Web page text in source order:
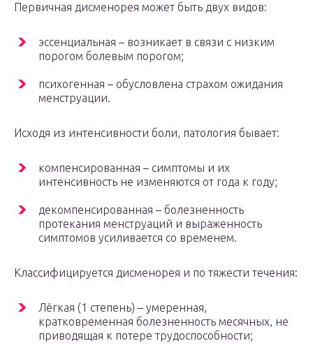
Первичная дисменорея может быть двух видов:
эссенциальная – возникает в связи с низким
порогом болевым порогом;
психогенная – обусловлена страхом ожидания
менструации.
Исходя из интенсивности боли, патология бывает:
компенсированная – симптомы и их
интенсивность не изменяются от года к году;
декомпенсированная – болезненность
протекания менструаций и выраженность
симптомов усиливается со временем.
Классифицируется дисменорея и по тяжести течения:
Лёгкая (1 степень) – умеренная,
кратковременная болезненность месячных, не
приводящая к потере трудоспособности;